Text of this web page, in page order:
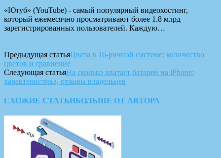
«Ютуб» (YouTube) - самый популярный видеохостинг,
который ежемесячно просматривают более 1.8 млрд
зарегистрированных пользователей. Каждую…
Предыдущая статьяЦвета в 16-ричной системе: количество
цветов и сравнение
Следующая статьяНа сколько хватает батареи на iPhone:
характеристика, отзывы владельцев
СХОЖИЕ СТАТЬИБОЛЬШЕ ОТ АВТОРА